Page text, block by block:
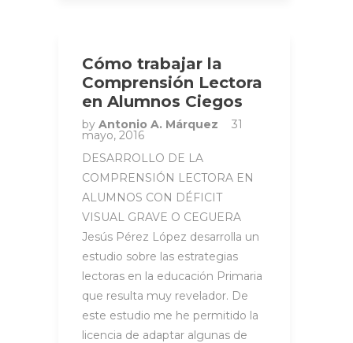
Cómo trabajar la
Comprensión Lectora
en Alumnos Ciegos
by Antonio A. Márquez 31
mayo, 2016
DESARROLLO DE LA
COMPRENSIÓN LECTORA EN
ALUMNOS CON DÉFICIT
VISUAL GRAVE O CEGUERA
Jesús Pérez López desarrolla un
estudio sobre las estrategias
lectoras en la educación Primaria
que resulta muy revelador. De
este estudio me he permitido la
licencia de adaptar algunas de